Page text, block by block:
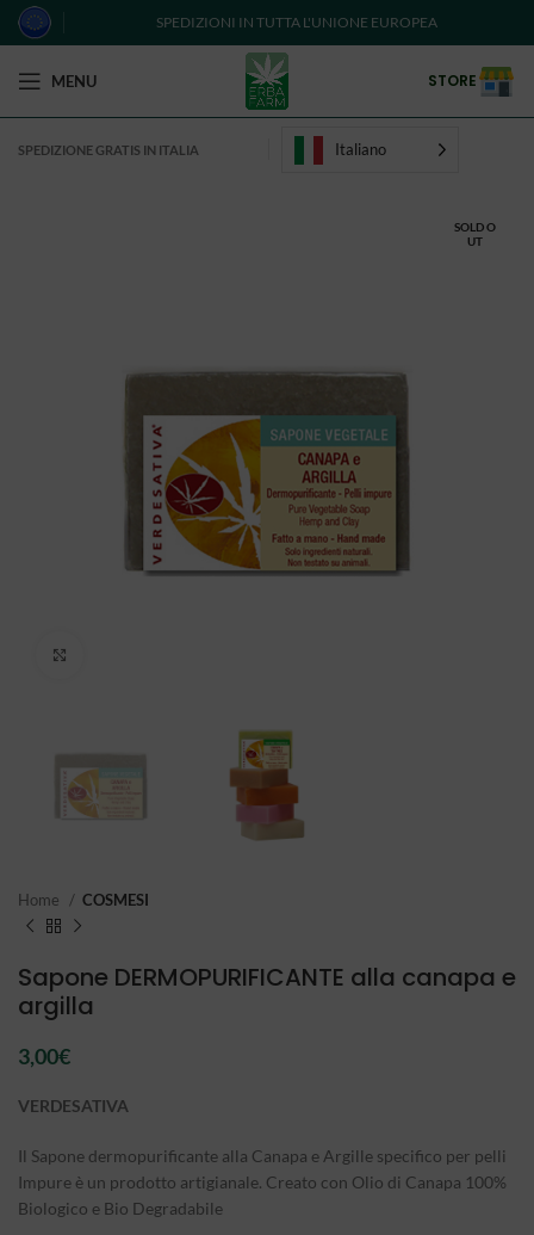
SPEDIZIONI IN TUTTA L'UNIONE EUROPEA
MENU STORE
SPEDIZIONE GRATIS IN ITALIA Italiano
SOLD O
UT
Home COSMESI
Sapone DERMOPURIFICANTE alla canapa e
argilla
3,00€
VERDESATIVA
Il Sapone dermopurificante alla Canapa e Argille specifico per pelli
Impure è un prodotto artigianale. Creato con Olio di Canapa 100%
Biologico e Bio Degradabile